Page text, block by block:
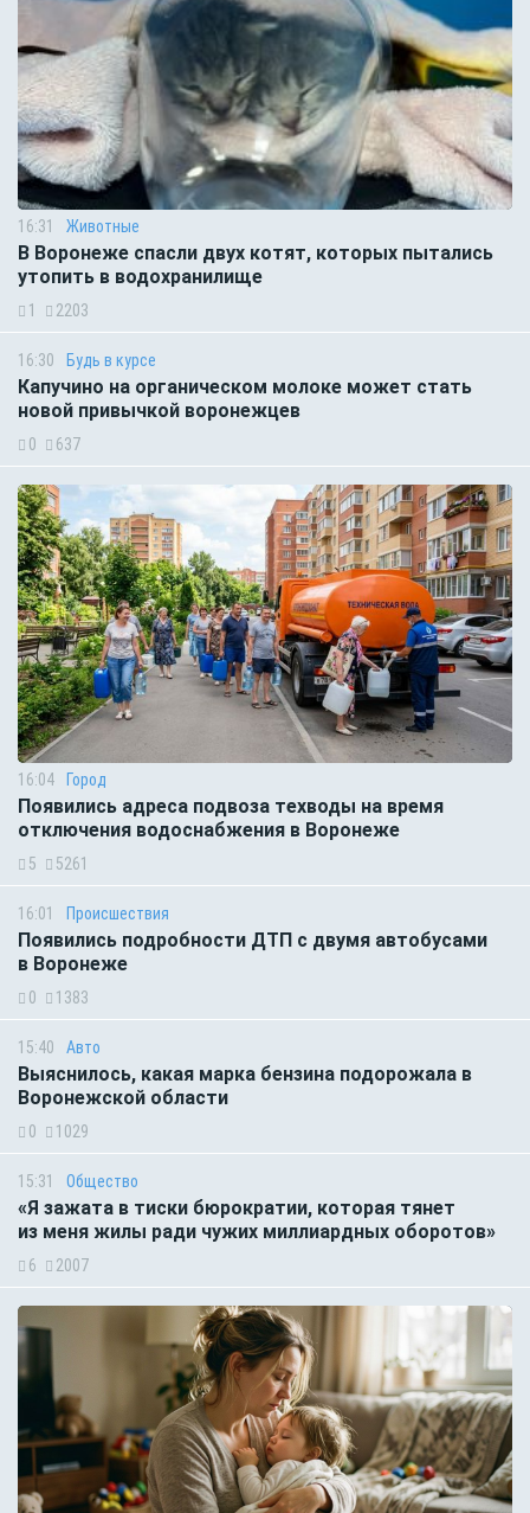
16:31 Животные
В Воронеже спасли двух котят, которых пытались
утопить в водохранилище
1 2203
16:30 Будь в курсе
Капучино на органическом молоке может стать
новой привычкой воронежцев
0 637
16:04 Город
Появились адреса подвоза техводы на время
отключения водоснабжения в Воронеже
5 5261
16:01 Происшествия
Появились подробности ДТП с двумя автобусами
в Воронеже
0 1383
15:40 Авто
Выяснилось, какая марка бензина подорожала в
Воронежской области
0 1029
15:31 Общество
«Я зажата в тиски бюрократии, которая тянет
из меня жилы ради чужих миллиардных оборотов»
6 2007